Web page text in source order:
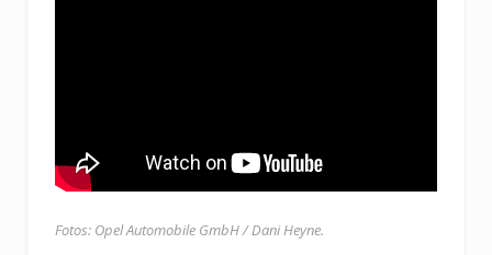
Fotos: Opel Automobile GmbH / Dani Heyne.